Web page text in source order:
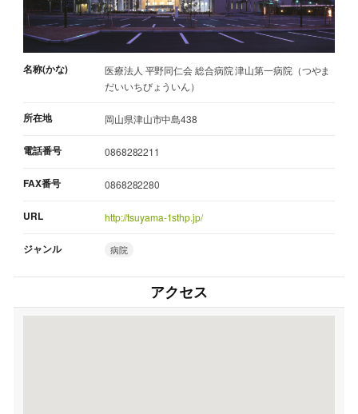
名称(かな)
医療法人 平野同仁会 総合病院 津山第一病院（つやま
だいいちびょういん）
所在地 岡山県津山市中島438
電話番号 0868282211
FAX番号 0868282280
URL http://tsuyama-1sthp.jp/
ジャンル 病院
アクセス